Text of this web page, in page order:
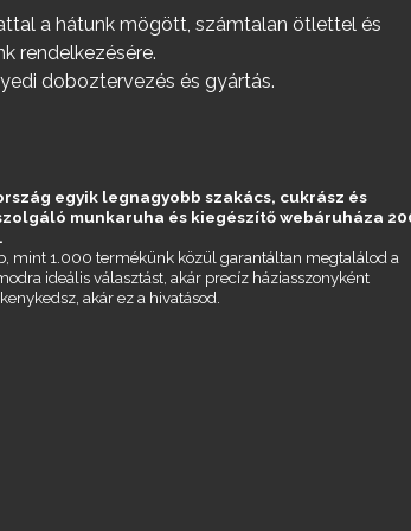
SOHA – könyv a
a hátunk mögött, számtalan ötlettel és
rendelkezésére.
doboztervezés és gyártás.
egyik legnagyobb szakács, cukrász és
munkaruha és kiegészítő webáruháza
mint 1.000 termékünk közül garantáltan megtalálod a
ideális választást, akár precíz háziasszonyként
akár ez a hivatásod.